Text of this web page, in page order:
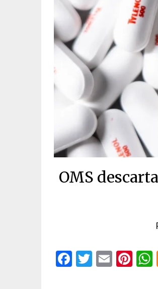
OMS
Facebook
Twitter
Email